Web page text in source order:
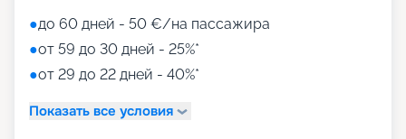
водными пушками, 3 водными горками с
эффектами виртуальной реальности)
мини-гольф и теннис
7 бассейнов
детский внутренний комплекс,
●до 60 дней - 50 €/на пассажира
●от 59 до 30 дней - 25%*
●от 29 до 22 дней - 40%*
Показать все условия